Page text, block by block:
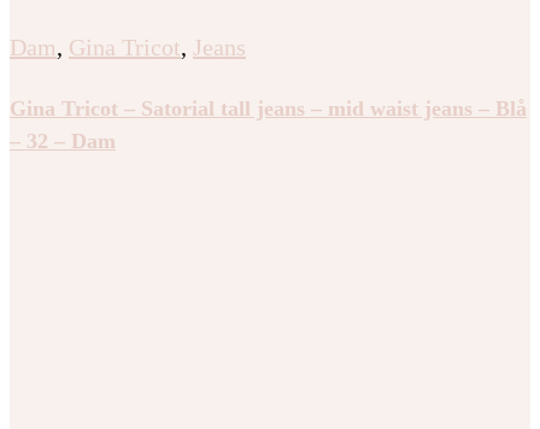
Dam, Gina Tricot, Jeans
Gina Tricot – Satorial tall jeans – mid waist jeans – Blå
– 32 – Dam